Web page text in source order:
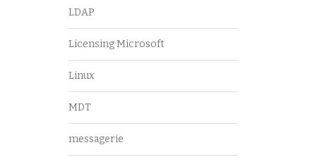
LDAP
Licensing Microsoft
Linux
MDT
messagerie